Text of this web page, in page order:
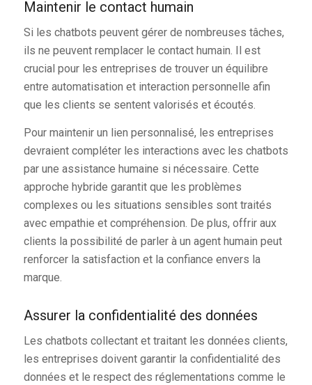
Maintenir le contact humain
Si les chatbots peuvent gérer de nombreuses tâches,
ils ne peuvent remplacer le contact humain. Il est
crucial pour les entreprises de trouver un équilibre
entre automatisation et interaction personnelle afin
que les clients se sentent valorisés et écoutés.
Pour maintenir un lien personnalisé, les entreprises
devraient compléter les interactions avec les chatbots
par une assistance humaine si nécessaire. Cette
approche hybride garantit que les problèmes
complexes ou les situations sensibles sont traités
avec empathie et compréhension. De plus, offrir aux
clients la possibilité de parler à un agent humain peut
renforcer la satisfaction et la confiance envers la
marque.
Assurer la confidentialité des données
Les chatbots collectant et traitant les données clients,
les entreprises doivent garantir la confidentialité des
données et le respect des réglementations comme le